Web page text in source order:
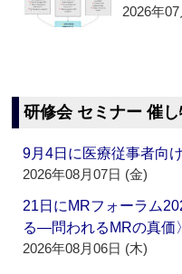
2026年
研修会 セミナー 催
9月4日に医療従事者向
2026年08月07日 (金)
21日にMRフォーラム
る―問われるMRの真
2026年08月06日 (木)